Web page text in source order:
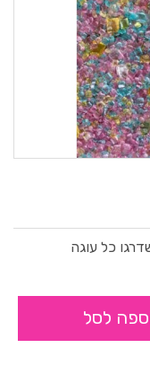
כל עוגה
לסל